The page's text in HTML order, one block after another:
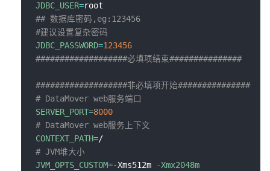
JDBC_USER=
## 数据库密码,eg:123456
#建议设置复杂密码
JDBC_PASSWORD=123456
###################必填项结束###############
###################非必填项开始###############
# DataMover web服务端口
SERVER_PORT=8000
# DataMover web服务上下文
CONTEXT_PATH=
# JVM堆大小
JVM_OPTS_CUSTOM=-Xms512m
-Xmx2048m